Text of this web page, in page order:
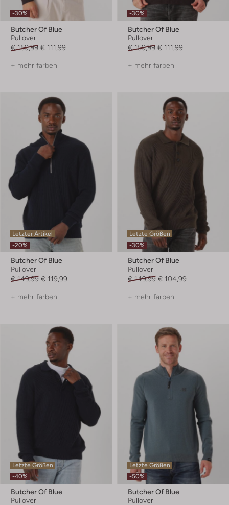
-30%
Butcher Of Blue
Pullover
€ 159,99 € 111,99
+ mehr farben
-30%
Butcher Of Blue
Pullover
€ 159,99 € 111,99
+ mehr farben
Letzter Artikel
-20%
Butcher Of Blue
Pullover
€ 149,99 € 119,99
+ mehr farben
Letzte Größen
-30%
Butcher Of Blue
Pullover
€ 149,99 € 104,99
+ mehr farben
Letzte Größen
-40%
Butcher Of Blue
Pullover
Letzte Größen
-50%
Butcher Of Blue
Pullover